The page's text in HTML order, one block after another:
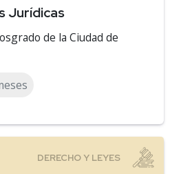
Jurídicas
de la Ciudad de